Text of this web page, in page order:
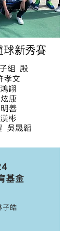
球新秀賽
組 殿
孝文
翊
康
善
彬
吳晟韜
基金
子皓